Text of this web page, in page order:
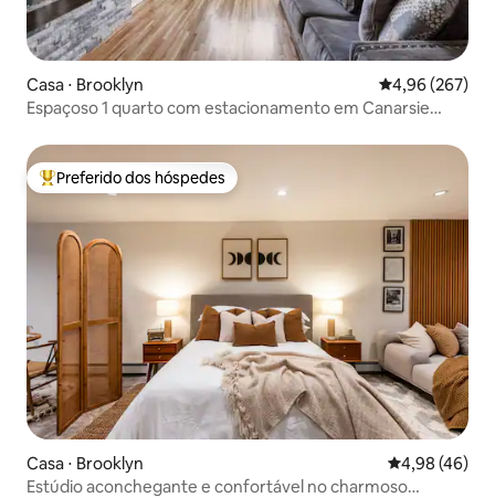
Casa ⋅ Brooklyn 4,96 de uma
4,96 (267)
Espaçoso 1 quarto com estacionamento em Canarsie
Entre os melhores preferidos dos hóspedes
Preferido dos hóspedes
Casa ⋅ Brooklyn 4,98 de uma
4,98 (46)
Estúdio aconchegante e confortável no charmoso